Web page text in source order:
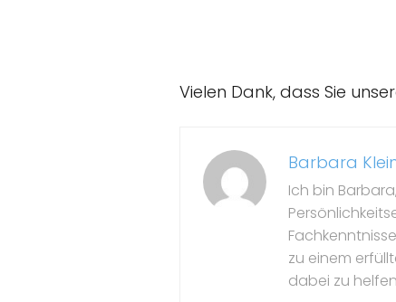
Vielen Dank, dass Sie
Barbara
Ich bin
zu einem
dabei zu